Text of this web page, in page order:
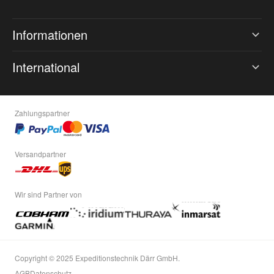
Informationen
International
Zahlungspartner
Versandpartner
Wir sind Partner von
Copyright © 2025 Expeditionstechnik Därr GmbH.